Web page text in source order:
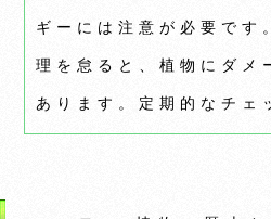
ギーには注意が必要です
理を怠ると、植物にダメ
あります。定期的なチェ